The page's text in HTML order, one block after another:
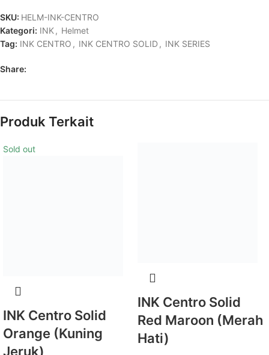
SKU: HELM-INK-CENTRO
Kategori: INK, Helmet
Tag: INK CENTRO , INK CENTRO SOLID , INK SERIES
Share:
Produk Terkait
Sold out
INK Centro Solid
Orange (Kuning
Jeruk)
INK Centro Solid
Red Maroon (Merah
Hati)